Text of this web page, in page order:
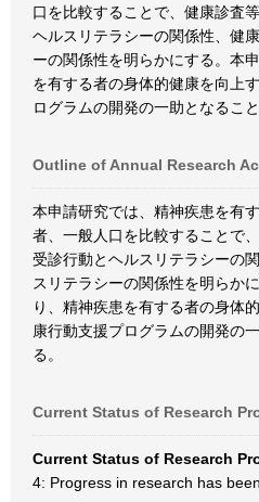
口を比較することで、健康診査
ヘルスリテラシーの関係性、健
ーの関係性を明らかにする。本
を有する者の身体的健康を向上
ログラムの開発の一助となるこ
Outline of Annual Research
本申請研究では、精神疾患を有
者、一般人口を比較することで
受診行動とヘルスリテラシーの
スリテラシーの関係性を明らか
り、精神疾患を有する者の身体
康行動支援プログラムの開発の
る。
Current Status of Research
Current Status of Research
4: Progress in research has